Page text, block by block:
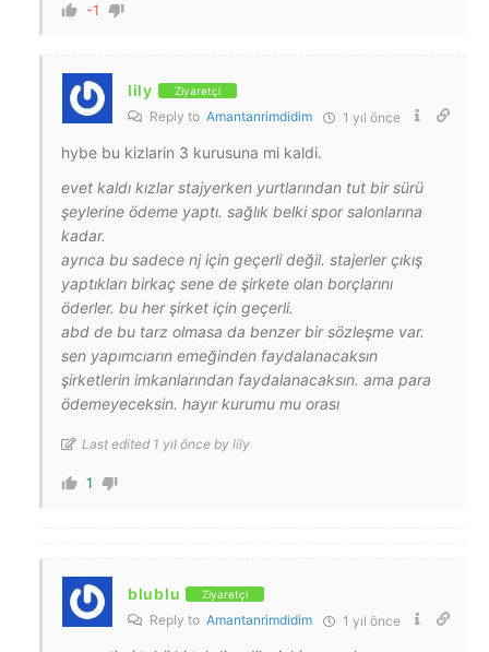
-1
lily Ziyaretçi
Reply to Amantanrimdidim 1 yıl önce
hybe bu kizlarin 3 kurusuna mi kaldi.
evet kaldı kızlar stajyerken yurtlarından tut bir sürü
şeylerine ödeme yaptı. sağlık belki spor salonlarına
kadar.
ayrıca bu sadece nj için geçerli değil. stajerler çıkış
yaptıkları birkaç sene de şirkete olan borçlarını
öderler. bu her şirket için geçerli.
abd de bu tarz olmasa da benzer bir sözleşme var.
sen yapımcıarın emeğinden faydalanacaksın
şirketlerin imkanlarından faydalanacaksın. ama para
ödemeyeceksin. hayır kurumu mu orası
Last edited 1 yıl önce by lily
1
blublu Ziyaretçi
Reply to Amantanrimdidim 1 yıl önce